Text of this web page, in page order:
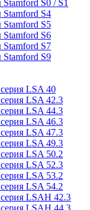
S0 / S1
S4
S5
S6
S7
S9
LSA 40
LSA 42.3
LSA 44.3
LSA 46.3
LSA 47.3
LSA 49.3
LSA 50.2
LSA 52.3
LSA 53.2
LSA 54.2
LSAH 42.3
LSAH 44.3